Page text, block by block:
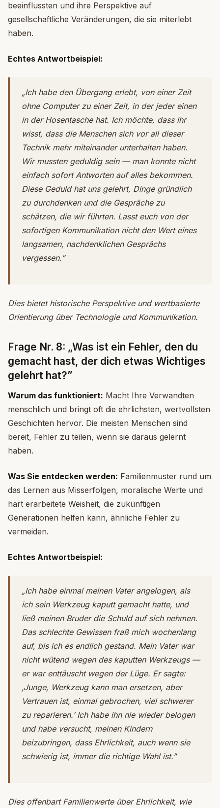
beeinflussten und ihre Perspektive auf
gesellschaftliche Veränderungen, die sie miterlebt
haben.
Echtes Antwortbeispiel:
„Ich habe den Übergang erlebt, von einer Zeit
ohne Computer zu einer Zeit, in der jeder einen
in der Hosentasche hat. Ich möchte, dass ihr
wisst, dass die Menschen sich vor all dieser
Technik mehr miteinander unterhalten haben.
Wir mussten geduldig sein — man konnte nicht
einfach sofort Antworten auf alles bekommen.
Diese Geduld hat uns gelehrt, Dinge gründlich
zu durchdenken und die Gespräche zu
schätzen, die wir führten. Lasst euch von der
sofortigen Kommunikation nicht den Wert eines
langsamen, nachdenklichen Gesprächs
vergessen.”
Dies bietet historische Perspektive und wertbasierte
Orientierung über Technologie und Kommunikation.
Frage Nr. 8: „Was ist ein Fehler, den du
gemacht hast, der dich etwas Wichtiges
gelehrt hat?”
Warum das funktioniert: Macht Ihre Verwandten
menschlich und bringt oft die ehrlichsten, wertvollsten
Geschichten hervor. Die meisten Menschen sind
bereit, Fehler zu teilen, wenn sie daraus gelernt
haben.
Was Sie entdecken werden: Familienmuster rund um
das Lernen aus Misserfolgen, moralische Werte und
hart erarbeitete Weisheit, die zukünftigen
Generationen helfen kann, ähnliche Fehler zu
vermeiden.
Echtes Antwortbeispiel:
„Ich habe einmal meinen Vater angelogen, als
ich sein Werkzeug kaputt gemacht hatte, und
ließ meinen Bruder die Schuld auf sich nehmen.
Das schlechte Gewissen fraß mich wochenlang
auf, bis ich es endlich gestand. Mein Vater war
nicht wütend wegen des kaputten Werkzeugs —
er war enttäuscht wegen der Lüge. Er sagte:
‚Junge, Werkzeug kann man ersetzen, aber
Vertrauen ist, einmal gebrochen, viel schwerer
zu reparieren.’ Ich habe ihn nie wieder belogen
und habe versucht, meinen Kindern
beizubringen, dass Ehrlichkeit, auch wenn sie
schwierig ist, immer die richtige Wahl ist.”
Dies offenbart Familienwerte über Ehrlichkeit, wie